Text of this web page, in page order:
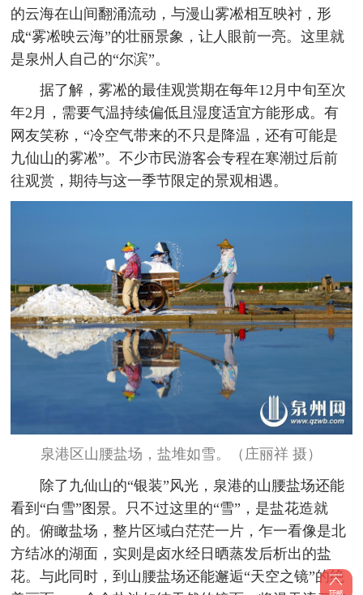
的云海在山间翻涌流动，与漫山雾凇相互映衬，形
成“雾凇映云海”的壮丽景象，让人眼前一亮。这里就
是泉州人自己的“尔滨”。
据了解，雾凇的最佳观赏期在每年12月中旬至次
年2月，需要气温持续偏低且湿度适宜方能形成。有
网友笑称，“冷空气带来的不只是降温，还有可能是
九仙山的雾凇”。不少市民游客会专程在寒潮过后前
往观赏，期待与这一季节限定的景观相遇。
泉港区山腰盐场，盐堆如雪。（庄丽祥 摄）
除了九仙山的“银装”风光，泉港的山腰盐场还能
看到“白雪”图景。只不过这里的“雪”，是盐花造就
的。俯瞰盐场，整片区域白茫茫一片，乍一看像是北
方结冰的湖面，实则是卤水经日晒蒸发后析出的盐
花。与此同时，到山腰盐场还能邂逅“天空之镜”的绝